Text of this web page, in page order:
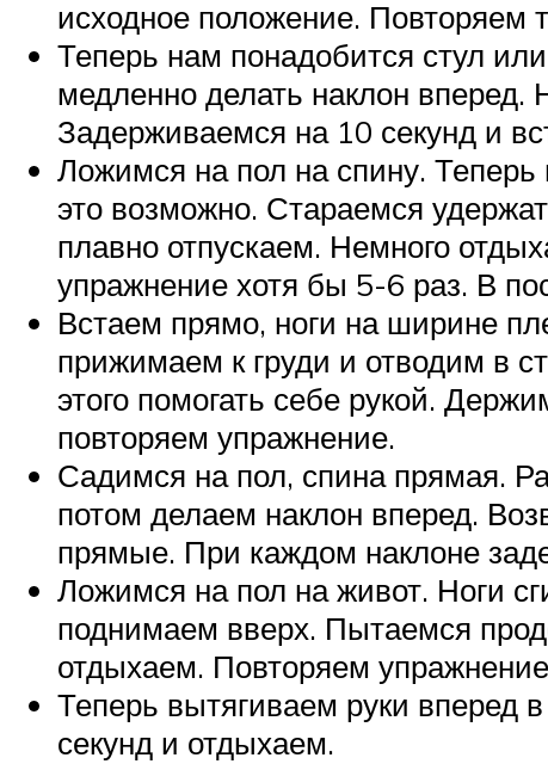
исходное положение. Повторяем
Теперь нам понадобится стул
медленно делать наклон вперед.
Задерживаемся на 10 секунд и
Ложимся на пол на спину.
это возможно. Стараемся
плавно отпускаем. Немного
упражнение хотя бы 5-6 раз. В
Встаем прямо, ноги на ширине
прижимаем к груди и отводим в
этого помогать себе рукой.
повторяем упражнение.
Садимся на пол, спина прямая.
потом делаем наклон вперед.
прямые. При каждом наклоне
Ложимся на пол на живот. Ноги
поднимаем вверх. Пытаемся
отдыхаем. Повторяем упражнение
Теперь вытягиваем руки вперед
секунд и отдыхаем.